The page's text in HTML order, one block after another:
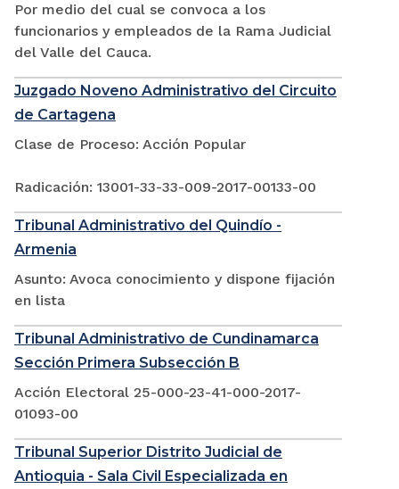
Por medio del cual se convoca a los
funcionarios y empleados de la Rama Judicial
del Valle del Cauca.
Juzgado Noveno Administrativo del Circuito
de Cartagena
Clase de Proceso: Acción Popular
Radicación: 13001-33-33-009-2017-00133-00
Tribunal Administrativo del Quindío -
Armenia
Asunto: Avoca conocimiento y dispone fijación
en lista
Tribunal Administrativo de Cundinamarca
Sección Primera Subsección B
Acción Electoral 25-000-23-41-000-2017-
01093-00
Tribunal Superior Distrito Judicial de
Antioquia - Sala Civil Especializada en